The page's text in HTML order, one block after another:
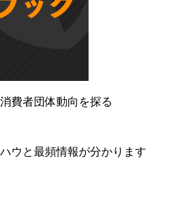
費者団体動向を探る
ウと最頻情報が分かります